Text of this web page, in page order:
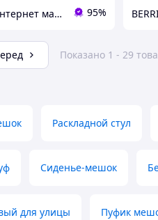
Интернет магазин - Маркет 95%
Показано 1 - 29
Раскладной стул
Сиденье-мешок
для улицы Пуфик